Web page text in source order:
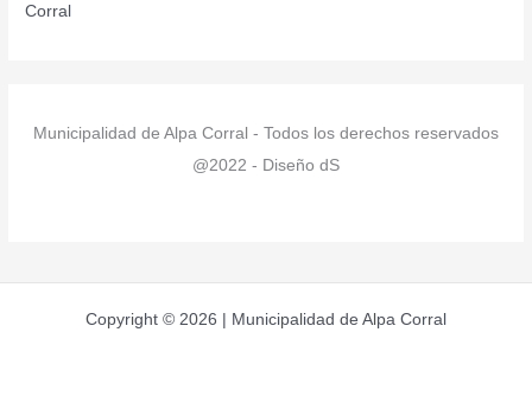
Corral
Municipalidad de Alpa Corral - Todos los derechos reservados
@2022 - Diseño dS
Copyright © 2026 | Municipalidad de Alpa Corral